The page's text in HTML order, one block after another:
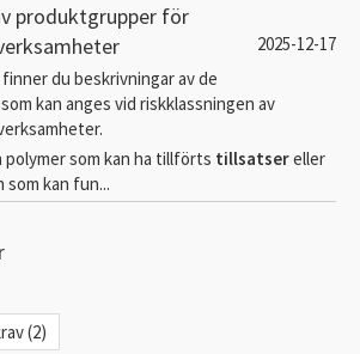
produktgrupper för
2025-12-17
finner du beskrivningar av de
kan anges vid riskklassningen av
polymer som kan ha tillförts tillsatsereller
som kan fun...
(2)